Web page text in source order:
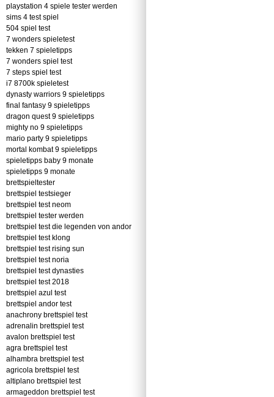
playstation 4 spiele tester werden
sims 4 test spiel
504 spiel test
7 wonders spieletest
tekken 7 spieletipps
7 wonders spiel test
7 steps spiel test
i7 8700k spieletest
dynasty warriors 9 spieletipps
final fantasy 9 spieletipps
dragon quest 9 spieletipps
mighty no 9 spieletipps
mario party 9 spieletipps
mortal kombat 9 spieletipps
spieletipps baby 9 monate
spieletipps 9 monate
brettspieltester
brettspiel testsieger
brettspiel test neom
brettspiel tester werden
brettspiel test die legenden von andor
brettspiel test klong
brettspiel test rising sun
brettspiel test noria
brettspiel test dynasties
brettspiel test 2018
brettspiel azul test
brettspiel andor test
anachrony brettspiel test
adrenalin brettspiel test
avalon brettspiel test
agra brettspiel test
alhambra brettspiel test
agricola brettspiel test
altiplano brettspiel test
armageddon brettspiel test